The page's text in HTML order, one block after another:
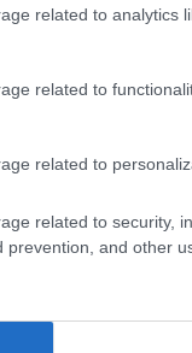
related to analytics
related to
related to
related to security,
and other
feletti kétütemű
között a tavalyi
világbajnok Brad